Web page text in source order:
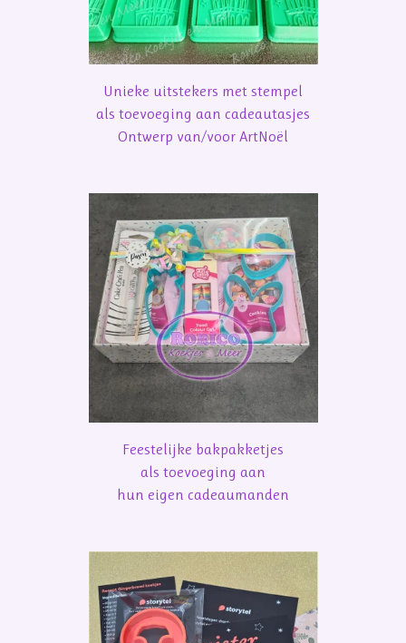
Unieke uitstekers met stempel
als toevoeging aan cadeautasjes
Ontwerp van/voor ArtNoël
Feestelijke bakpakketjes
als toevoeging aan
hun eigen cadeaumanden